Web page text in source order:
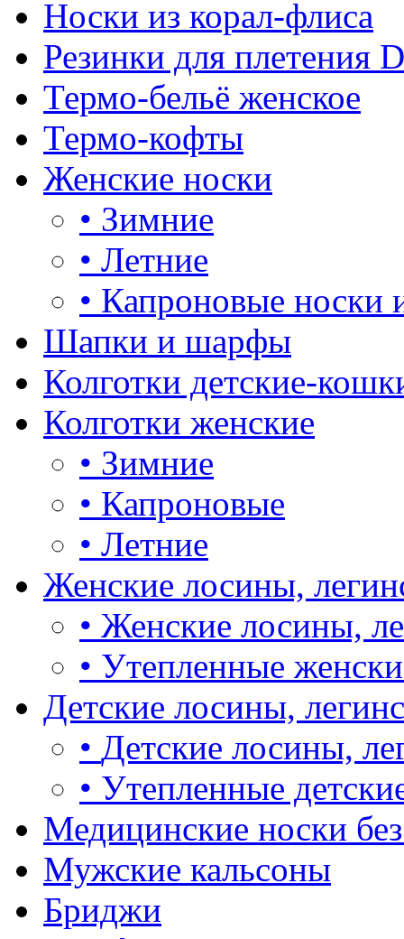
Носки из корал-флиса
Резинки для плетения
Термо-бельё женское
Термо-кофты
Женские носки
• Зимние
• Летние
• Капроновые носки
Шапки и шарфы
Колготки детские-
Колготки женские
• Зимние
• Капроновые
• Летние
Женские лосины,
• Женские лосины,
• Утепленные
Детские лосины,
• Детские лосины,
• Утепленные
Медицинские носки
Мужские кальсоны
Бриджи